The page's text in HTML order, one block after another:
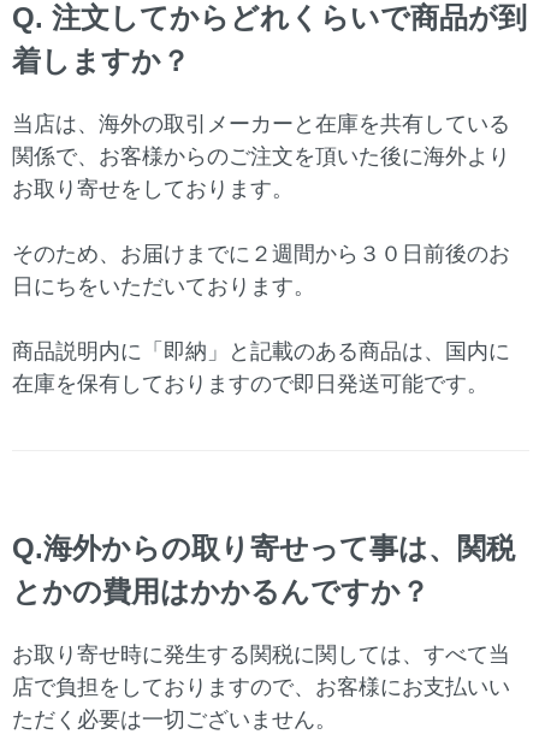
Q. 注文してからどれくらいで商品が到
着しますか？
当店は、海外の取引メーカーと在庫を共有している
関係で、お客様からのご注文を頂いた後に海外より
お取り寄せをしております。
そのため、お届けまでに２週間から３０日前後のお
日にちをいただいております。
商品説明内に「即納」と記載のある商品は、国内に
在庫を保有しておりますので即日発送可能です。
Q.海外からの取り寄せって事は、関税
とかの費用はかかるんですか？
お取り寄せ時に発生する関税に関しては、すべて当
店で負担をしておりますので、お客様にお支払いい
ただく必要は一切ございません。